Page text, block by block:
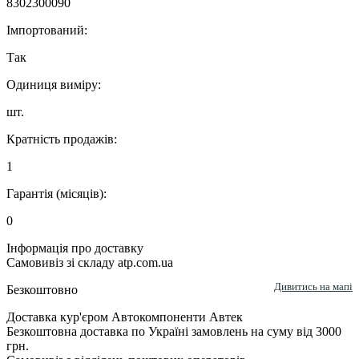
8302300090
Імпортований:
Так
Одиниця виміру:
шт.
Кратність продажів:
1
Гарантія (місяців):
0
Інформація про доставку
Самовивіз зі складу atp.com.ua
Безкоштовно
Дивитись на мапі
Доставка кур'єром Автокомпоненти Автек
Безкоштовна доставка по Україні замовлень на суму від 3000
грн.